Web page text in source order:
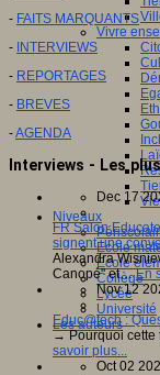
Vivre
Niveaux
Ecole
Ecole
Collège
Lycée
Université
Les auteurs
- FAITS MARQUANTS
- INTERVIEWS
- REPORTAGES
- BREVES
-AGENDA
Interviews - Les
Dec 17
FR Salon
signent une
Alexandra
Canopé" et…En
Nov 12
Educ@tech :
→ Pourquoi cette
savoir plus...
Oct 02